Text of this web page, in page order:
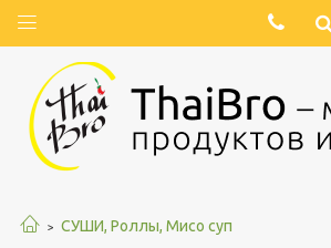
СУШИ, Роллы, Мисо суп